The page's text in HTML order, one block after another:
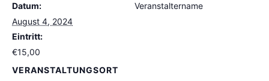
Datum:
August 4, 2024
Eintritt:
€15,00
VERANSTALTUNGSORT
Veranstaltername